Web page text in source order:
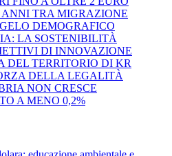
TRA MIGRAZIONE
DEMOGRAFICO
LA SOSTENIBILITÀ
DI INNOVAZIONE
DEL TERRITORIO DI KR
DELLA LEGALITÀ
NON CRESCE
A MENO 0,2%